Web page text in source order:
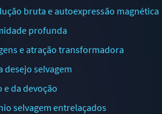
bruta e autoexpressão magnética
profunda
e atração transformadora
desejo selvagem
da devoção
selvagem entrelaçados